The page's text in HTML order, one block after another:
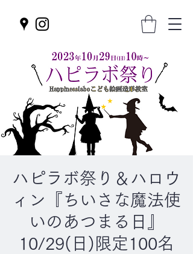
ハピラボ祭り＆ハロウ
ィン『ちいさな魔法使
いのあつまる日』
10/29(日)限定100名